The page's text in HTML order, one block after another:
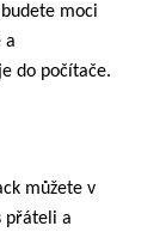
moci
a
do počítače.
můžete v
přáteli a